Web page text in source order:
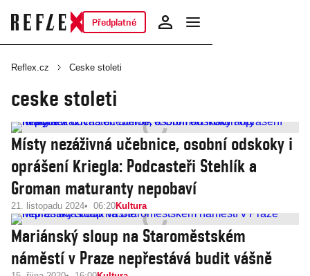
Předplatné
Reflex.cz Ceske stoleti
ceske stoleti
Místy nezáživná učebnice, osobní odskoky i
oprášení Kriegla: Podcasteři Stehlík a
Groman maturanty nepobaví
21. listopadu 2024 06:20Kultura
Mariánský sloup na Staroměstském
náměstí v Praze nepřestává budit vášně